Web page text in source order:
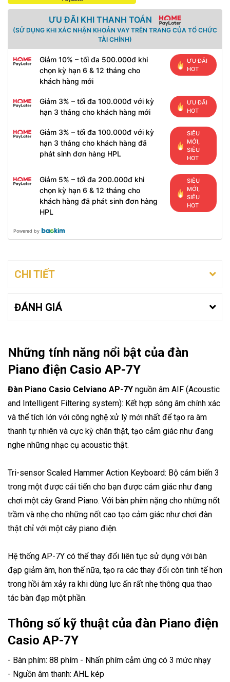
ƯU ĐÃI KHI THANH TOÁN
(SỬ DỤNG KHI XÁC NHẬN KHOẢN VAY TRÊN TRANG CỦA TỔ CHỨC
TÀI CHÍNH)
Giảm 10% – tối đa 500.000đ khi
chọn kỳ hạn 6 & 12 tháng cho
khách hàng mới
ƯU ĐÃI
HOT
Giảm 3% – tối đa 100.000đ với kỳ
hạn 3 tháng cho khách hàng mới
ƯU ĐÃI
HOT
Giảm 3% – tối đa 100.000đ với kỳ
hạn 3 tháng cho khách hàng đã
phát sinh đơn hàng HPL
SIÊU
MỚI,
SIÊU
HOT
Giảm 5% – tối đa 200.000đ khi
chọn kỳ hạn 6 & 12 tháng cho
khách hàng đã phát sinh đơn hàng
HPL
SIÊU
MỚI,
SIÊU
HOT
Powered by
CHI TIẾT
ĐÁNH GIÁ
Những tính năng nổi bật của đàn
Piano điện Casio AP-7Y
Đàn Piano Casio Celviano AP-7Y nguồn âm AIF (Acoustic
and Intelligent Filtering system): Kết hợp sóng âm chính xác
và thể tích lớn với công nghệ xử lý mới nhất để tạo ra âm
thanh tự nhiên và cực kỳ chân thật, tạo cảm giác như đang
nghe những nhạc cụ acoustic thật.
Tri-sensor Scaled Hammer Action Keyboard: Bộ cảm biến 3
trong một được cải tiến cho bạn được cảm giác như đang
chơi một cây Grand Piano. Với bàn phím nặng cho những nốt
trầm và nhẹ cho những nốt cao tạo cảm giác như chơi đàn
thật chỉ với một cây piano điện.
Hệ thống AP-7Y có thể thay đổi liên tục sử dụng với bàn
đạp giảm âm, hơn thế nữa, tạo ra các thay đổi còn tinh tế hơn
trong hồi âm xảy ra khi dùng lực ấn rất nhẹ thông qua thao
tác bàn đạp một phần.
Thông số kỹ thuật của đàn Piano điện
Casio AP-7Y
- Bàn phím: 88 phím - Nhấn phím cảm ứng có 3 mức nhạy
- Nguồn âm thanh: AHL kép